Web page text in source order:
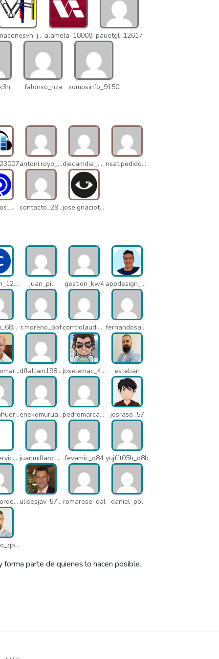
almacenesvh_jo2 alamela_18008 pauetgl_12617
falonso_nza somosinfo_9150
antoni.royo_10023 diecamdia_l27 nsat.pedidos_1235
danielrios_mqb contacto_2906 joseignaciot_q66
info-con_12812 juan_pil gestion_kw4 appdesign_pbe
mariano_6807 r.moreno_ppf controlaudiovisual_1875 fernandosanche_q11
santiagomartindejesus_ncs dflaltam1980_os1 joselemac_4098 esteban
alfredlahuerta_oh6 enekomurua1_q65 pedromarcabe_q5o josraso_57
azkenservices_mdx juanmillarot_17714 fevamic_q84 yujfft05h_q8b
pedro.corderonunez_qab ulisesjav_5758 romarose_qal daniel_pbl
contacto_qbw
parte de quienes lo hacen posible.